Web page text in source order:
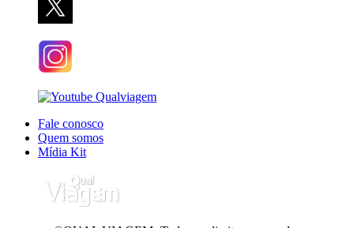
Fale conosco
Quem somos
Mídia Kit